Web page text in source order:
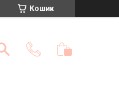
Кошик